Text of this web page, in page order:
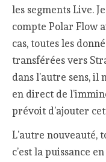
les segments Live.
compte Polar Flow
cas, toutes les
transférées vers
dans l’autre sens, il
en direct de
prévoit d’ajouter
L’autre nouveauté,
c’est la puissance